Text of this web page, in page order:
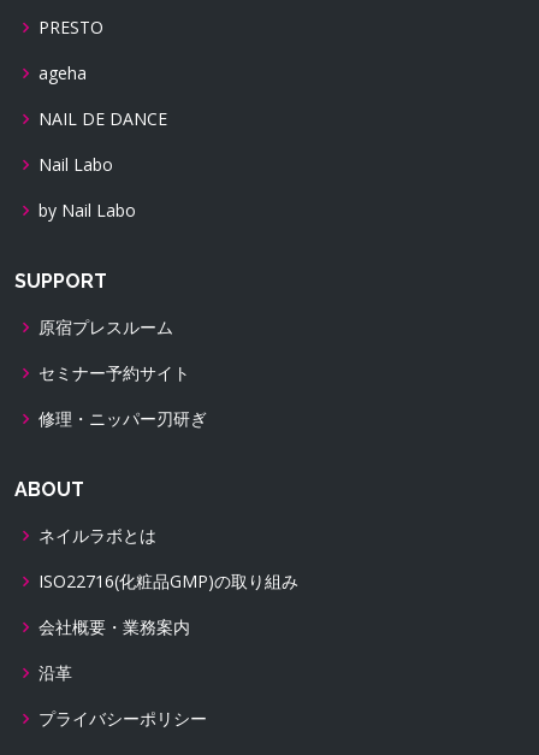
PRESTO
ageha
NAIL DE DANCE
Nail Labo
by Nail Labo
SUPPORT
原宿プレスルーム
セミナー予約サイト
修理・ニッパー刃研ぎ
ABOUT
ネイルラボとは
ISO22716(化粧品GMP)の取り組み
会社概要・業務案内
沿革
プライバシーポリシー